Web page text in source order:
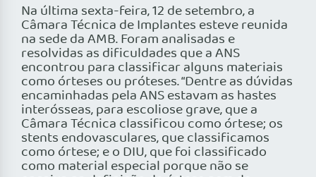
Na última sexta-feira, 12 de setembro, a
Câmara Técnica de Implantes esteve reunida
na sede da AMB. Foram analisadas e
resolvidas as dificuldades que a ANS
encontrou para classificar alguns materiais
como órteses ou próteses. “Dentre as dúvidas
encaminhadas pela ANS estavam as hastes
interósseas, para escoliose grave, que a
Câmara Técnica classificou como órtese; os
stents endovasculares, que classificamos
como órtese; e o DIU, que foi classificado
como material especial porque não se